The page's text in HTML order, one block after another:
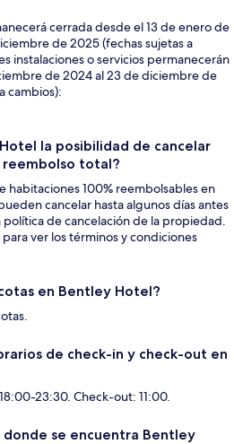
cerrada desde el 13 de enero de
de 2025 (fechas sujetas a
instalaciones o servicios permanecerán
de 2024 al 23 de diciembre de
cambios):
la posibilidad de cancelar
total?
habitaciones 100% reembolsables en
cancelar hasta algunos días antes
de cancelación de la propiedad.
ver los términos y condiciones
en Bentley Hotel?
de check-in y check-out en
23:30. Check-out: 11:00.
donde se encuentra Bentley